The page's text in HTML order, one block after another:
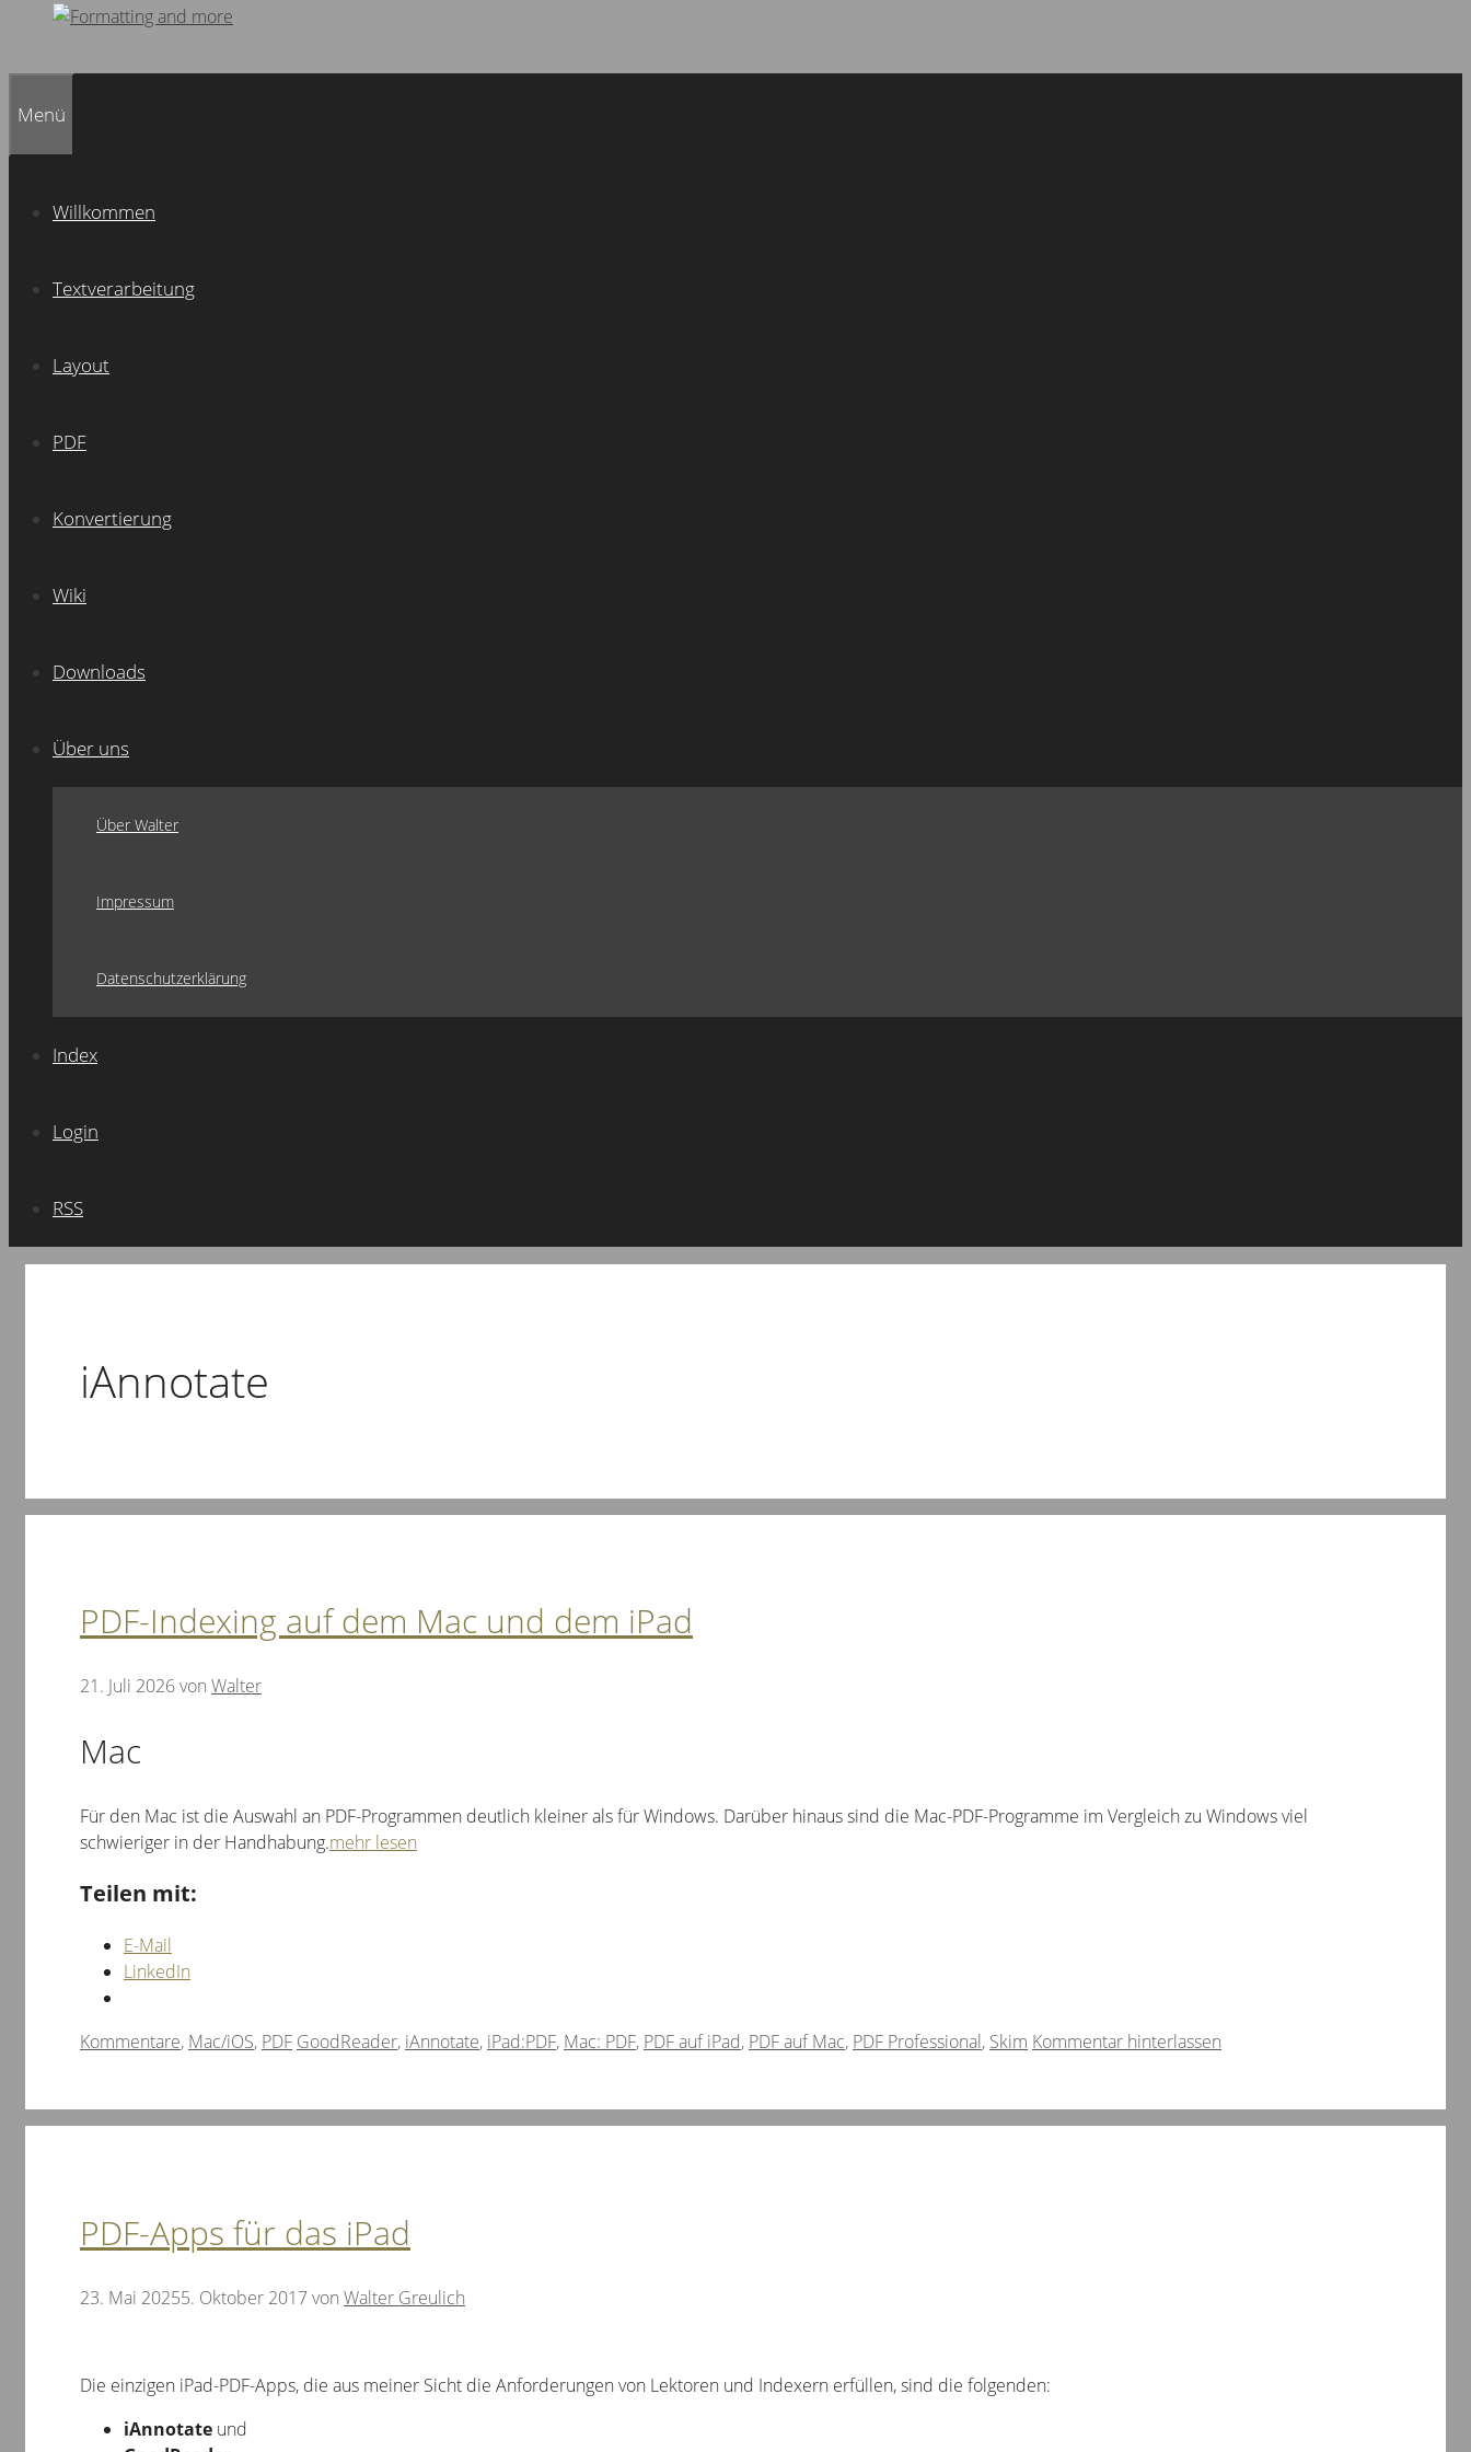
Menü
Willkommen
Textverarbeitung
Layout
PDF
Konvertierung
Wiki
Downloads
Über uns
Über Walter
Impressum
Datenschutzerklärung
Index
Login
RSS
iAnnotate
PDF-Indexing auf dem Mac und dem iPad
21. Juli 2026von Walter
Mac
Für den Mac ist die Auswahl an PDF-Programmen deutlich kleiner als für Windows. Darüber hinaus sind die Mac-PDF-Programme im Vergleich zu Windows viel
schwieriger in der Handhabung.mehr lesen
Teilen mit:
E-Mail
LinkedIn
Kategorien
Kommentare, Mac/iOS, PDF Schlagwörter
GoodReader, iAnnotate, iPad:PDF, Mac: PDF, PDF auf iPad, PDF auf Mac, PDF Professional, Skim Kommentar hinterlassen
PDF-Apps für das iPad
23. Mai 20255. Oktober 2017von Walter Greulich
Die einzigen iPad-PDF-Apps, die aus meiner Sicht die Anforderungen von Lektoren und Indexern erfüllen, sind die folgenden:
iAnnotate und